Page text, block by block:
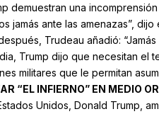
demuestran una
jamás ante las amenazas”,
Trudeau añadió:
Trump dijo que necesitan el
militares que le permitan
“EL INFIERNO” EN MEDIO
Unidos, Donald Trump,